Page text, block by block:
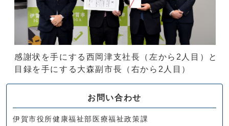
感謝状を手にする西岡津支社長（左から2人目）と
目録を手にする大森副市長（右から2人目）
お問い合わせ
伊賀市役所健康福祉部医療福祉政策課